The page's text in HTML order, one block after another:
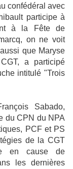
confédéral avec
participe à
à la Fête de
on ne voit
que Maryse
a participé
intitulé "Trois
Sabado,
du CPN du NPA
PCF et PS
de la CGT
en cause de
les dernières